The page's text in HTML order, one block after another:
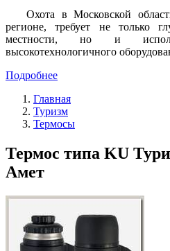
Охота в Московской
регионе, требует не только
местности, но и
высокотехнологичного
Подробнее
Главная
Туризм
Термосы
Термос типа KU
Амет